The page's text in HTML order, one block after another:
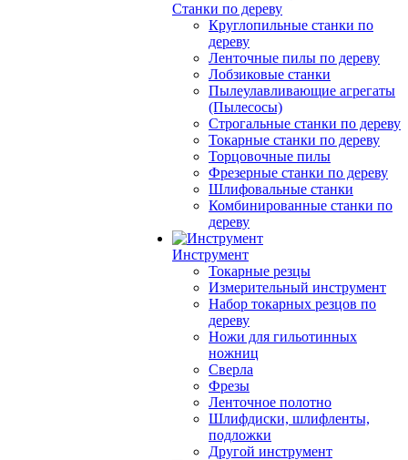
Станки по дереву
Круглопильные станки по
дереву
Ленточные пилы по дереву
Лобзиковые станки
Пылеулавливающие агрегаты
(Пылесосы)
Строгальные станки по дереву
Токарные станки по дереву
Торцовочные пилы
Фрезерные станки по дереву
Шлифовальные станки
Комбинированные станки по
дереву
Инструмент
Токарные резцы
Измерительный инструмент
Набор токарных резцов по
дереву
Ножи для гильотинных
ножниц
Сверла
Фрезы
Ленточное полотно
Шлифдиски, шлифленты,
подложки
Другой инструмент